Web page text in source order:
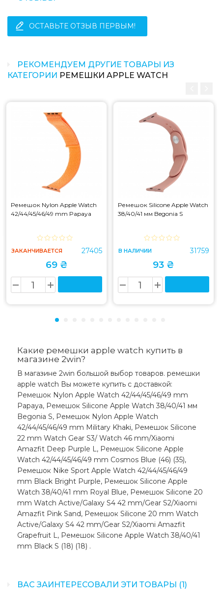
ОСТАВЬТЕ ОТЗЫВ ПЕРВЫМ!
РЕКОМЕНДУЕМ ДРУГИЕ ТОВАРЫ ИЗ
КАТЕГОРИИ РЕМЕШКИ APPLE WATCH
Ремешок Nylon Apple Watch
42/44/45/46/49 mm Papaya
ЗАКАНЧИВАЕТСЯ 27405
69 ₴
Ремешок Silicone Apple Watch
38/40/41 мм Begonia S
В НАЛИЧИИ 31759
93 ₴
Какие ремешки apple watch купить в
магазине 2win?
В магазине 2win большой выбор товаров. ремешки
apple watch Вы можете купить с доставкой:
Ремешок Nylon Apple Watch 42/44/45/46/49 mm
Papaya, Ремешок Silicone Apple Watch 38/40/41 мм
Begonia S, Ремешок Nylon Apple Watch
42/44/45/46/49 mm Military Khaki, Ремешок Silicone
22 mm Watch Gear S3/ Watch 46 mm/Xiaomi
Amazfit Deep Purple L, Ремешок Silicone Apple
Watch 42/44/45/46/49 mm Cosmos Blue (46) (35),
Ремешок Nike Sport Apple Watch 42/44/45/46/49
mm Black Bright Purple, Ремешок Silicone Apple
Watch 38/40/41 mm Royal Blue, Ремешок Silicone 20
mm Watch Active/Galaxy S4 42 mm/Gear S2/Xiaomi
Amazfit Pink Sand, Ремешок Silicone 20 mm Watch
Active/Galaxy S4 42 mm/Gear S2/Xiaomi Amazfit
Grapefruit L, Ремешок Silicone Apple Watch 38/40/41
mm Black S (18) (18) .
ВАС ЗАИНТЕРЕСОВАЛИ ЭТИ ТОВАРЫ (1)